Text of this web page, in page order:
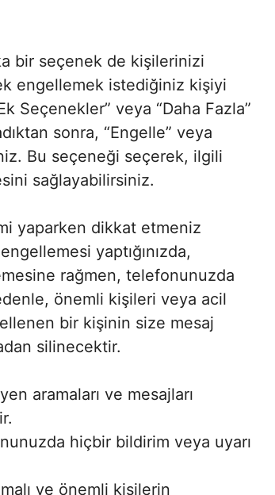
bir seçenek de kişilerinizi
engellemek istediğiniz kişiyi
Seçenekler” veya “Daha Fazla”
sonra, “Engelle” veya
Bu seçeneği seçerek, ilgili
sağlayabilirsiniz.
yaparken dikkat etmeniz
yaptığınızda,
rağmen, telefonunuzda
önemli kişileri veya acil
bir kişinin size mesaj
silinecektir.
aramaları ve mesajları
hiçbir bildirim veya uyarı
ve önemli kişilerin